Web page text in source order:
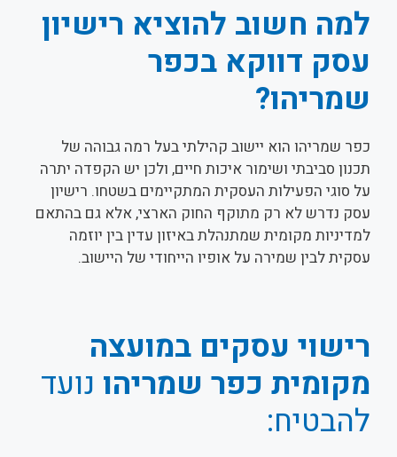
למה חשוב להוציא רישיון
עסק דווקא בכפר
שמריהו?
כפר שמריהו הוא יישוב קהילתי בעל רמה גבוהה של
תכנון סביבתי ושימור איכות חיים, ולכן יש הקפדה יתרה
על סוגי הפעילות העסקית המתקיימים בשטחו. רישיון
עסק נדרש לא רק מתוקף החוק הארצי, אלא גם בהתאם
למדיניות מקומית שמתנהלת באיזון עדין בין יוזמה
עסקית לבין שמירה על אופיו הייחודי של היישוב.
רישוי עסקים במועצה
מקומית כפר שמריהו נועד
להבטיח: